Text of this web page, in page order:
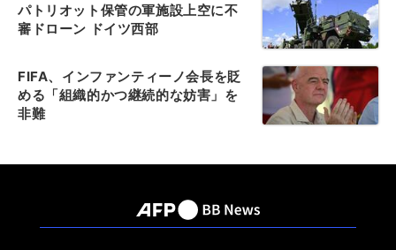
パトリオット保管の軍施設上空に不
審ドローン ドイツ西部
FIFA、インファンティーノ会長を貶
める「組織的かつ継続的な妨害」を
非難